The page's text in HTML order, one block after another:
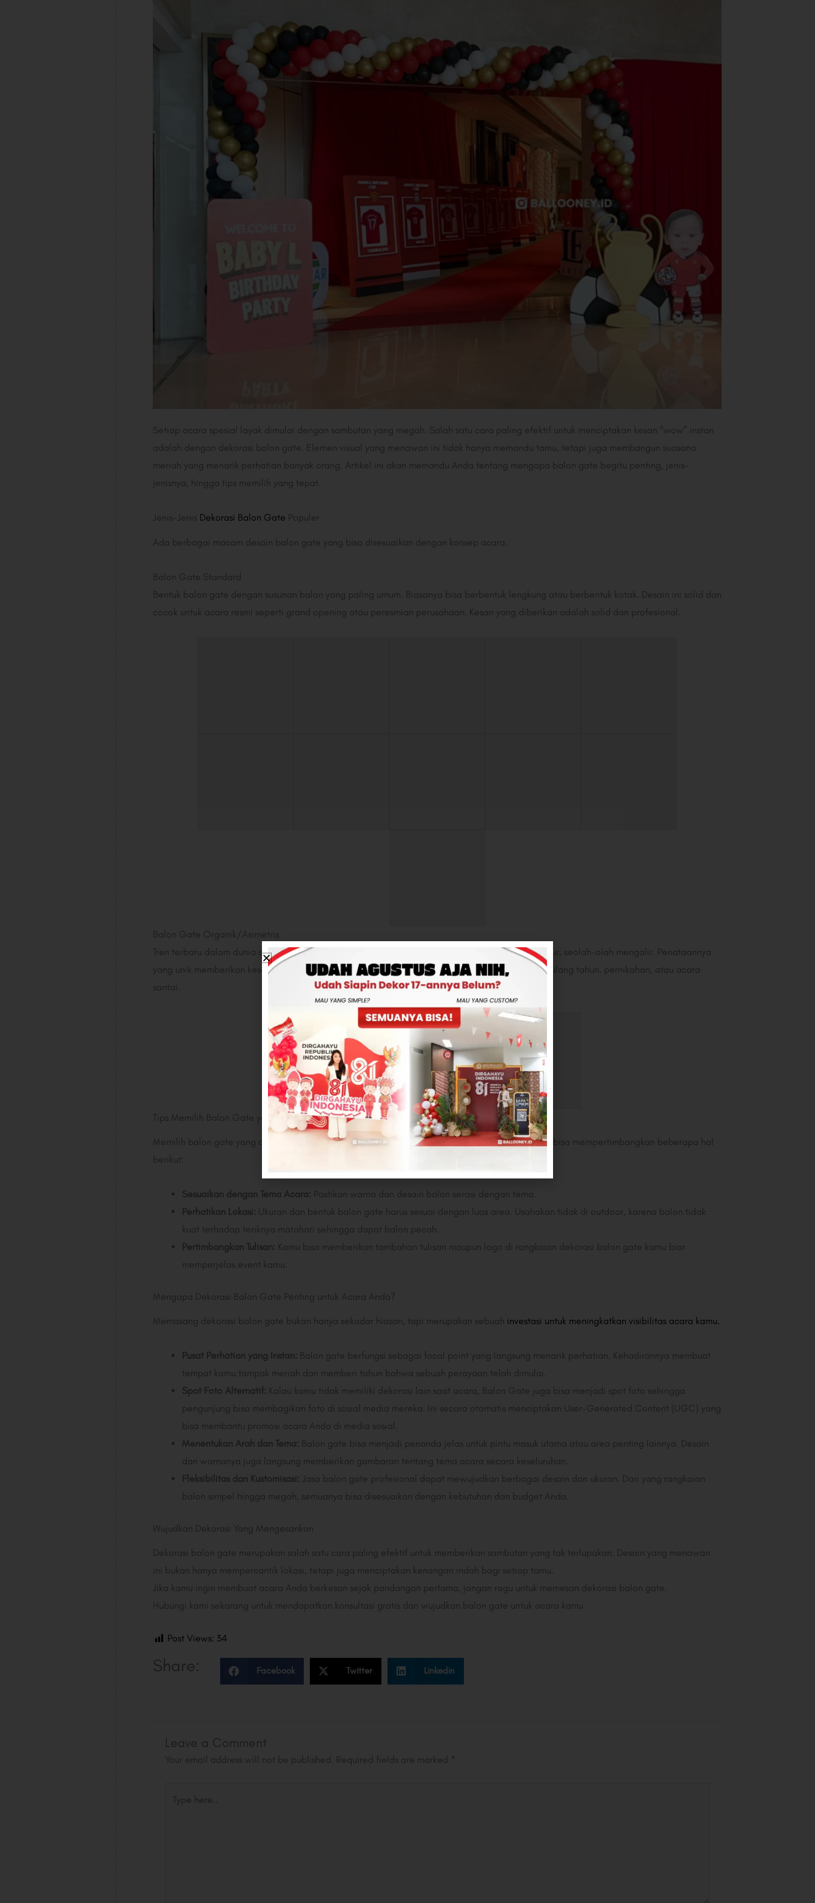
Setiap acara spesial layak dimulai dengan sambutan yang megah. Salah satu cara paling efektif untuk menciptakan kesan “wow” instan
adalah dengan dekorasi balon gate. Elemen visual yang menawan ini tidak hanya memandu tamu, tetapi juga membangun suasana
meriah yang menarik perhatian banyak orang. Artikel ini akan memandu Anda tentang mengapa balon gate begitu penting, jenis-
jenisnya, hingga tips memilih yang tepat.
Jenis-Jenis Dekorasi Balon Gate Populer
Ada berbagai macam desain balon gate yang bisa disesuaikan dengan konsep acara.
Balon Gate Standard
Bentuk balon gate dengan susunan balon yang paling umum. Biasanya bisa berbentuk lengkung atau berbentuk kotak. Desain ini solid dan
cocok untuk acara resmi seperti grand opening atau peresmian perusahaan. Kesan yang diberikan adalah solid dan profesional.
Balon Gate Organik/Asimetris
Tren terbaru dalam dunia dekorasi. Balon gate ini memiliki bentuk susunan balon yang tidak teratur, seolah-olah mengalir. Penataannya
yang unik memberikan kesan artistik, modern, dan sangat aesthetic, cocok untuk grand opening, ulang tahun, pernikahan, atau acara
santai.
Tips Memilih Balon Gate yang Tepat
Memilih balon gate yang cocok dengan acara kamu mungkin bisa sedikit membingungkan. Kamu bisa mempertimbangkan beberapa hal
berikut:
Sesuaikan dengan Tema Acara: Pastikan warna dan desain balon serasi dengan tema.
Perhatikan Lokasi: Ukuran dan bentuk balon gate harus sesuai dengan luas area. Usahakan tidak di outdoor, karena balon tidak
kuat terhadap teriknya matahari sehingga dapat balon pecah.
Pertimbangkan Tulisan: Kamu bisa memberikan tambahan tulisan maupun logo di rangkaian dekorasi balon gate kamu biar
memperjelas event kamu.
Mengapa Dekorasi Balon Gate Penting untuk Acara Anda?
Memasang dekorasi balon gate bukan hanya sekadar hiasan, tapi merupakan sebuah investasi untuk meningkatkan visibilitas acara kamu.
Pusat Perhatian yang Instan: Balon gate berfungsi sebagai focal point yang langsung menarik perhatian. Kehadirannya membuat
tempat kamu tampak meriah dan memberi tahun bahwa sebuah perayaan telah dimulai.
Spot Foto Alternatif: Kalau kamu tidak memiliki dekorasi lain saat acara, Balon Gate juga bisa menjadi spot foto sehingga
pengunjung bisa membagikan foto di sosial media mereka. Ini secara otomatis menciptakan User-Generated Content (UGC) yang
bisa membantu promosi acara Anda di media sosial.
Menentukan Arah dan Tema: Balon gate bisa menjadi penanda jelas untuk pintu masuk utama atau area penting lainnya. Desain
dan warnanya juga langsung memberikan gambaran tentang tema acara secara keseluruhan.
Fleksibilitas dan Kustomisasi: Jasa balon gate profesional dapat mewujudkan berbagai desain dan ukuran. Dari yang rangkaian
balon simpel hingga megah, semuanya bisa disesuaikan dengan kebutuhan dan budget Anda.
Wujudkan Dekorasi Yang Mengesankan
Dekorasi balon gate merupakan salah satu cara paling efektif untuk memberikan sambutan yang tak terlupakan. Desain yang menawan
ini bukan hanya mempercantik lokasi, tetapi juga menciptakan kenangan indah bagi setiap tamu.
Jika kamu ingin membuat acara Anda berkesan sejak pandangan pertama, jangan ragu untuk memesan dekorasi balon gate.
Hubungi kami sekarang untuk mendapatkan konsultasi gratis dan wujudkan balon gate untuk acara kamu
Post Views: 34
Share: Facebook Twitter Linkedin
Leave a Comment
Your email address will not be published. Required fields are marked
here..